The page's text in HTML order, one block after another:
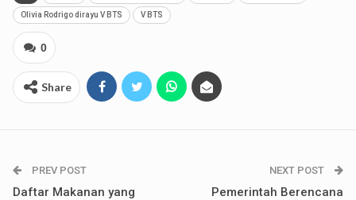
Olivia Rodrigo dirayu V BTS V BTS
0
Share
PREV POST
Daftar Makanan yang
NEXT POST
Pemerintah Berencana